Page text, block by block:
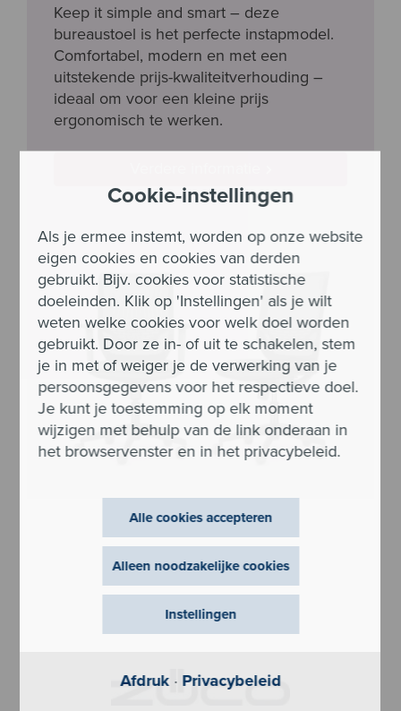
Cookie-instellingen
Als je ermee instemt, worden op onze website
eigen cookies en cookies van derden
gebruikt. Bijv. cookies voor statistische
doeleinden. Klik op 'Instellingen' als je wilt
weten welke cookies voor welk doel worden
gebruikt. Door ze in- of uit te schakelen, stem
je in met of weiger je de verwerking van je
persoonsgegevens voor het respectieve doel.
Je kunt je toestemming op elk moment
wijzigen met behulp van de link onderaan in
het browservenster en in het privacybeleid.
Instellingen
Alle cookies accepteren
Alleen noodzakelijke cookies
Afdruk· Privacybeleid
Keep it simple and smart – deze
bureaustoel is het perfecte instapmodel.
Comfortabel, modern en met een
uitstekende prijs-kwaliteitverhouding –
ideaal om voor een kleine prijs
ergonomisch te werken.